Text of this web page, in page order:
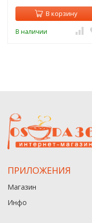
В корзину
В наличии
ПРИЛОЖЕНИЯ
Магазин
Инфо